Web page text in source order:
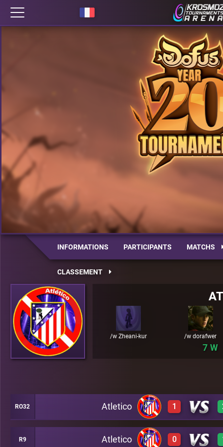
INFORMATIONS PARTICIPANTS MATCHS
CLASSEMENT
/w Zheani-kur /w dorafwer
7
RO32 Atletico 1
3 A30
R9 Atletico 0